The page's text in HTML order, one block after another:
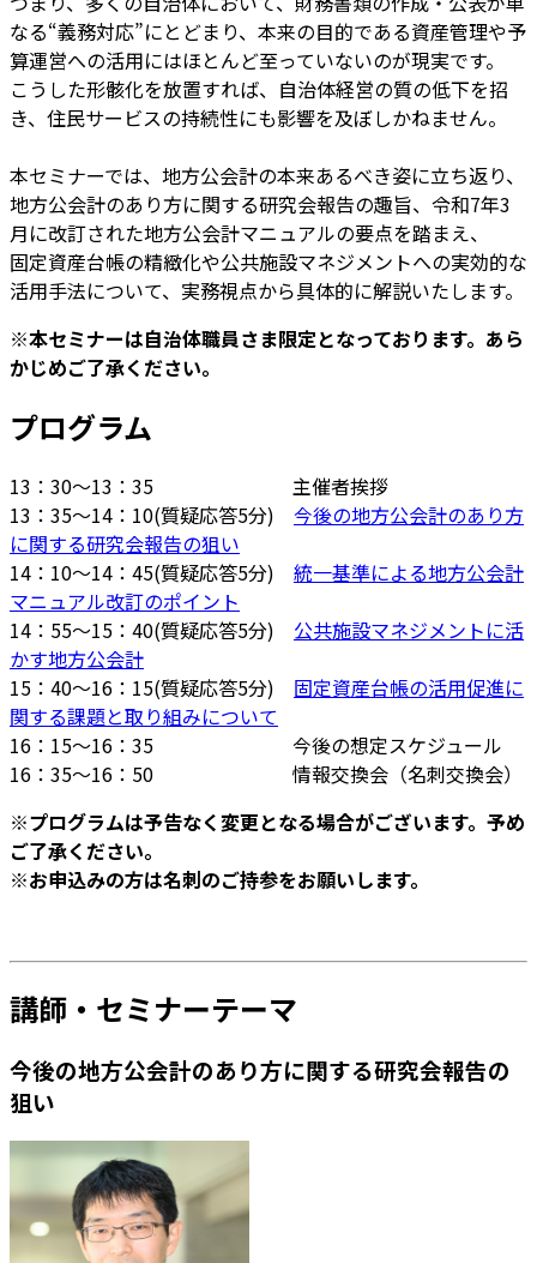
なる“義務対応”にとどまり、本来の目的である資産管理や予
算運営への活用にはほとんど至っていないのが現実です。
こうした形骸化を放置すれば、自治体経営の質の低下を招
き、住民サービスの持続性にも影響を及ぼしかねません。
本セミナーでは、地方公会計の本来あるべき姿に立ち返り、
地方公会計のあり方に関する研究会報告の趣旨、令和7年3
月に改訂された地方公会計マニュアルの要点を踏まえ、
固定資産台帳の精緻化や公共施設マネジメントへの実効的な
活用手法について、実務視点から具体的に解説いたします。
※本セミナーは自治体職員さま限定となっております。あら
かじめご了承ください。
プログラム
13：30～13：35 主催者挨拶
13：35～14：10(質疑応答5分) 今後の地方公会計のあり方
に関する研究会報告の狙い
14：10～14：45(質疑応答5分) 統一基準による地方公会計
マニュアル改訂のポイント
14：55～15：40(質疑応答5分) 公共施設マネジメントに活
かす地方公会計
15：40～16：15(質疑応答5分) 固定資産台帳の活用促進に
関する課題と取り組みについて
16：15～16：35 今後の想定スケジュール
16：35～16：50 情報交換会（名刺交換会）
※プログラムは予告なく変更となる場合がございます。予め
ご了承ください。
※お申込みの方は名刺のご持参をお願いします。
講師・セミナーテーマ
今後の地方公会計のあり方に関する研究会報告の
狙い